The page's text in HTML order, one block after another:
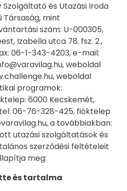
és Utazási Iroda
Társaság, mint
szám: U-000305,
Izabella utca 78. fsz. 2.,
06-1-343-4203, e-mail:
weboldal
weboldal
programok:
6000 Kecskemét,
tel: 06-76-328-425, fióktelep
a továbbiakban:
utazási szolgáltatások és
szerződési feltételeit
meg:
és tartalma